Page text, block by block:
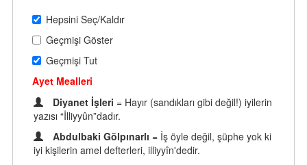
Hepsini Seç/Kaldır
Geçmişi Göster
Geçmişi Tut
Ayet Mealleri
Diyanet İşleri = Hayır (sandıkları gibi değil!) iyilerin
yazısı “İlliyyûn”dadır.
Abdulbaki Gölpınarlı = İş öyle değil, şüphe yok ki
iyi kişilerin amel defterleri, illiyyîn'dedir.